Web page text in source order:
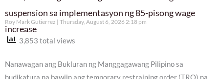
suspension sa implementasyon ng 85-pisong wage
increase
Roy Mark Gutierrez Thursday, August 6, 2026 2:18 pm
3,853 total views
Nanawagan ang Bukluran ng Manggagawang Pilipino sa
hudikatura na bawiin ang temporary restraining order (TRO) na